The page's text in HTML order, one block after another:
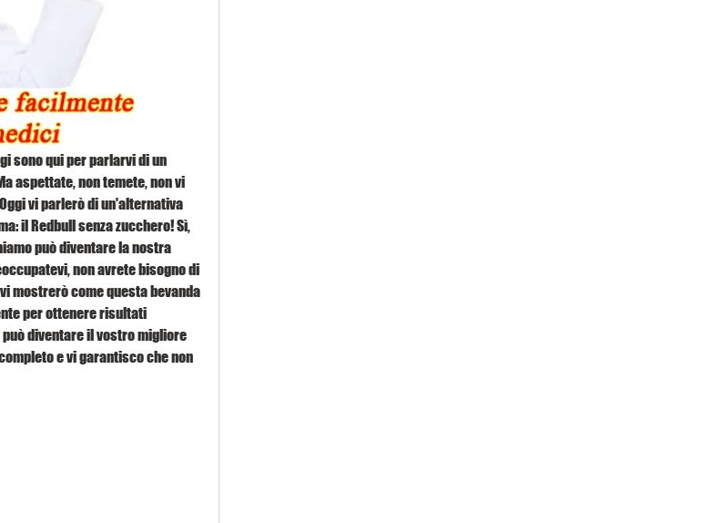
sono qui per parlarvi di un
aspettate, non temete, non vi
vi parlerò di un'alternativa
il Redbull senza zucchero! Sì,
può diventare la nostra
non avrete bisogno di
mostrerò come questa bevanda
per ottenere risultati
diventare il vostro migliore
e vi garantisco che non